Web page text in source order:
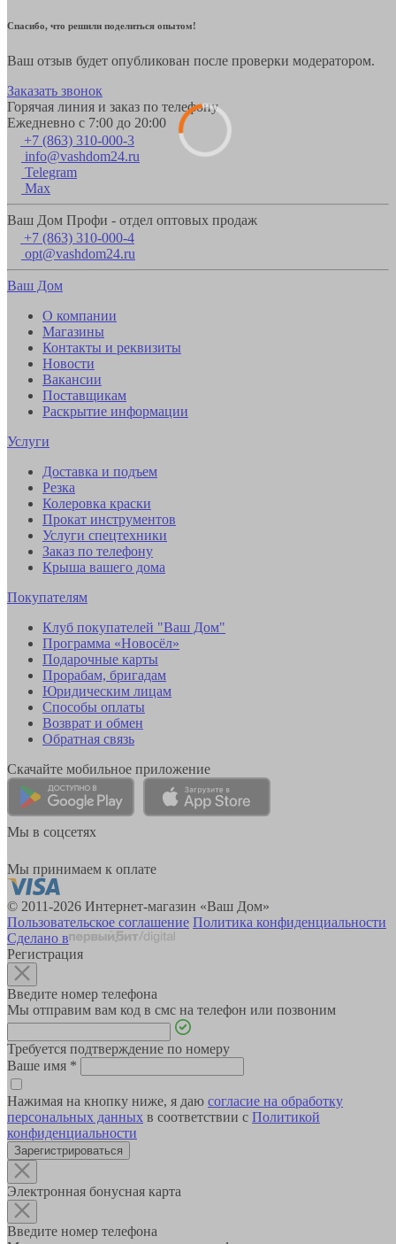
Спасибо, что решили поделиться опытом!
Ваш отзыв будет опубликован после проверки модератором.
Заказать звонок
Горячая линия и заказ по телефону
Ежедневно с 7:00 до 20:00
+7 (863) 310-000-3
info@vashdom24.ru
Telegram
Max
Ваш Дом Профи - отдел оптовых продаж
+7 (863) 310-000-4
opt@vashdom24.ru
Ваш Дом
О компании
Магазины
Контакты и реквизиты
Новости
Вакансии
Поставщикам
Раскрытие информации
Услуги
Доставка и подъем
Резка
Колеровка краски
Прокат инструментов
Услуги спецтехники
Заказ по телефону
Крыша вашего дома
Покупателям
Клуб покупателей "Ваш Дом"
Программа «Новосёл»
Подарочные карты
Прорабам, бригадам
Юридическим лицам
Способы оплаты
Возврат и обмен
Обратная связь
Скачайте мобильное приложение
Мы в соцсетях
Мы принимаем к оплате
© 2011-2026 Интернет-магазин «Ваш Дом»
Пользовательское соглашение Политика конфиденциальности
Сделано в
Регистрация
Введите номер телефона
Мы отправим вам код в смс на телефон или позвоним
Требуется подтверждение по номеру
Ваше имя *
Нажимая на кнопку ниже, я даю согласие на обработку
персональных данных в соответствии с Политикой
конфиденциальности
Зарегистрироваться
Электронная бонусная карта
Введите номер телефона